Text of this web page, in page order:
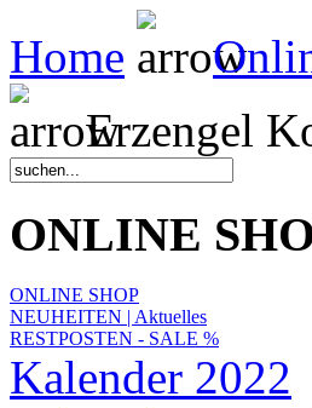
Home
Erzengel
ONLINE
ONLINE SHOP
NEUHEITEN | Aktuelles
RESTPOSTEN - SALE %
Kalender 2022